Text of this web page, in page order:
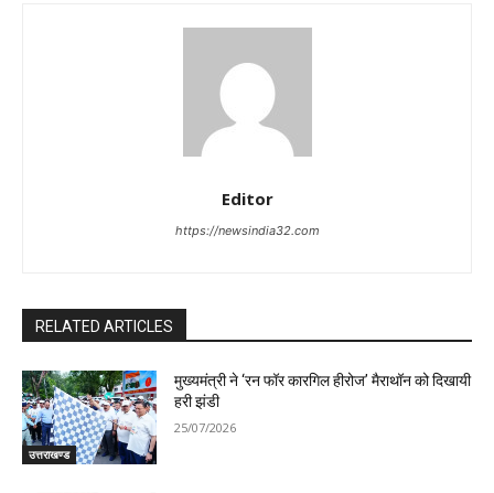
Editor
https://newsindia32.com
RELATED ARTICLES
उत्तराखण्ड
मुख्यमंत्री ने ‘रन फॉर कारगिल हीरोज’ मैराथॉन को दिखायी
हरी झंडी
25/07/2026